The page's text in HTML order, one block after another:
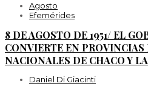
Agosto
Efemérides
8 DE AGOSTO DE 1951/ EL
CONVIERTE EN
NACIONALES DE CHACO Y
Daniel Di Giacinti